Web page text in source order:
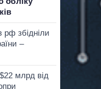
рф збідніли
–
млрд від